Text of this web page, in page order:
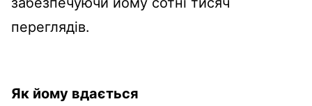
переглядів.
Як йому вдається